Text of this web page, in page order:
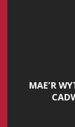
MAE’R